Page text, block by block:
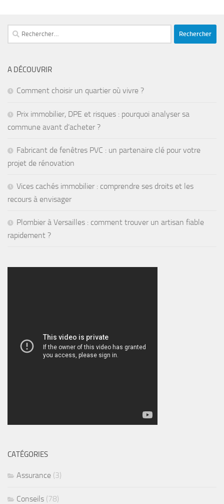
Rechercher :
A DÉCOUVRIR
Comment choisir un quartier où vivre ?
Prix immobilier, DPE et risques : pourquoi analyser sa
commune avant d’acheter ?
Fabricant de fenêtres PVC : un partenaire clé pour votre
projet de rénovation
Vices cachés immobilier : comprendre ses droits et les
recours à envisager
Plombier à Versailles : comment trouver un artisan fiable
rapidement ?
CATÉGORIES
Assurance (3)
Conseils (78)